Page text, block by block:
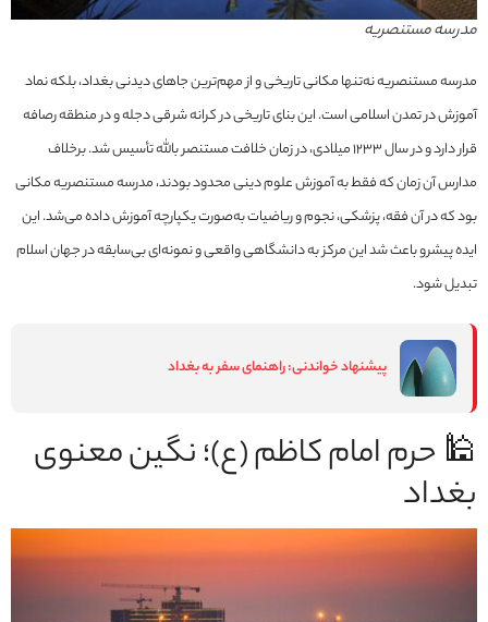
مدرسه مستنصریه
مدرسه مستنصریه نه‌تنها مکانی تاریخی و از مهم‌ترین جاهای دیدنی بغداد، بلکه نماد
آموزش در تمدن اسلامی است. این بنای تاریخی در کرانه شرقی دجله و در منطقه رصافه
قرار دارد و در سال ۱۲۳۳ میلادی، در زمان خلافت مستنصر بالله تأسیس شد. برخلاف
مدارس آن زمان که فقط به آموزش علوم دینی محدود بودند، مدرسه مستنصریه مکانی
بود که در آن فقه، پزشکی، نجوم و ریاضیات به‌صورت یکپارچه آموزش داده می‌شد. این
ایده پیشرو باعث شد این مرکز به دانشگاهی واقعی و نمونه‌ای بی‌سابقه در جهان اسلام
تبدیل شود.
پیشنهاد خواندنی:راهنمای سفر به بغداد
🕌 حرم امام کاظم (ع)؛ نگین معنوی
بغداد